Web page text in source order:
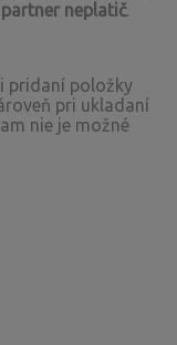
neplatič.
pridaní položky
pri ukladaní
nie je možné